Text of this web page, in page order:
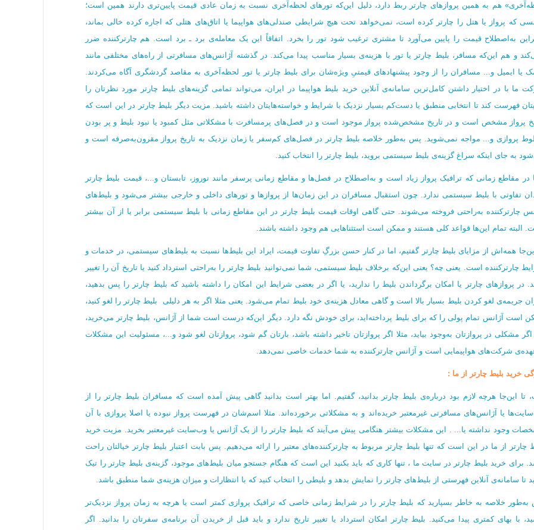
هم به همین پروازهای چارتر ربط دارد، دلیل این‌که تورهای لحظه‌آخری نسبت به زمان عادی قیمت پایین‌تری دارند همین است؛
که پرواز یا هتل را چارتر کرده است، نمی‌خواهد تحت هیچ شرایطی صندلی‌های هواپیما یا اتاق‌های هتلی که اجاره کرده خالی بماند،
به‌اصطلاح قیمت را پایین می‌آورد تا مشتری ترغیب شود تور را بخرد. اتفاقاً این یک معامله‌ی برد ـ برد است. هم چارترکننده ضرر
و هم این‌که مسافر، بلیط چارتر یا تور با هزینه‌ی بسیار مناسب پیدا می‌کند. در گذشته آژانس‌های مسافرتی از راه‌های مختلفی مانند
یا ایمیل و... مسافران را از وجود پیشنهادهای قیمتیِ ویژه‌شان برای بلیط چارتر یا تور لحظه‌آخری به مقاصد گردشگری آگاه می‌کردند.
ما با در اختیار داشتن کامل‌ترین سامانه‌ی آنلاین خرید بلیط هواپیما در ایران، می‌تواند تمامی گزینه‌های بلیط چارتر مورد نظرتان را
فهرست کند تا انتخابی منطبق یا دست‌کم بسیار نزدیک با شرایط و خواسته‌هایتان داشته باشید. مزیت دیگر بلیط چارتر در این است که
پرواز مشخص است و در تاریخ مشخص‌شده پرواز موجود است و در فصل‌های پرمسافرت با مشکلاتی مثل کمبود یا نبود بلیط و پر بودن
پروازی و... مواجه نمی‌شوید. پس به‌طور خلاصه بلیط چارتر در فصل‌های کم‌سفر یا زمان‌ نزدیک به تاریخ پرواز مقرون‌به‌صرفه است و
به جای اینکه سراغ گزینه‌ی بلیط سیستمی بروید، بلیط چارتر را انتخاب کنید.
در مقاطع زمانی که ترافیک پرواز زیاد است و به‌اصطلاح در فصل‌ها و مقاطع زمانی پرسفر مانند نوروز، تابستان و...، قیمت بلیط چارتر
تفاوتی با بلیط سیستمی ندارد. چون استقبال مسافران در این زمان‌ها از پروازها و تورهای داخلی و خارجی بیشتر می‌شود و بلیط‌های
چارترکننده به‌راحتی فروخته می‌شوند. حتی گاهی اوقات قیمت بلیط چارتر در این مقاطع زمانی با بلیط سیستمی برابر یا از آن بیشتر
البته تمام این‌ها قواعد کلی هستند و ممکن است استثناهایی هم وجود داشته باشند.
همه‌اش از مزایای بلیط چارتر گفتیم، اما در کنار حسن بزرگِ تفاوت قیمت، ایراد این بلیط‌ها نسبت به بلیط‌های سیستمی، در خدمات و
چارترکننده است. یعنی چه؟ یعنی این‌که برخلاف بلیط سیستمی، شما نمی‌توانید بلیط چارتر را به‌راحتی استرداد کنید یا تاریخ آن را تغییر
در پروازهای چارتر یا امکان برگرداندن بلیط را ندارید، یا اگر در بعضی شرایط این امکان را داشته باشید که بلیط چارتر را پس بدهید،
جریمه‌ی لغو کردن بلیط بسیار بالا است و گاهی معادل هزینه‌ی خود بلیط تمام می‌شود. یعنی مثلا اگر به هر دلیلی بلیط چارتر را لغو کنید،
است آژانس تمام پولی را که برای بلیط پرداخته‌اید، برای خودش نگه‌ دارد. دیگر این‌که درست است شما از آژانس، بلیط چارتر می‌خرید،
اگر مشکلی در پروازتان به‌وجود بیاید، مثلا اگر پروازتان تاخیر داشته باشد، بارتان گم شود، پروازتان لغو شود و...، مسئولیت این مشکلات
شرکت‌های هواپیمایی است و آژانس چارترکننده به شما خدمات خاصی نمی‌دهد.
خرید‌ بلیط چارتر از ما :
تا این‌جا هرچه لازم بود درباره‌ی بلیط چارتر بدانید، گفتیم. اما بهتر است بدانید گاهی پیش آمده است که مسافران بلیط چارتر را از
یا آژانس‌های مسافرتی غیرمعتبر خریده‌اند و به مشکلاتی برخورده‌اند. مثلا اسم‌شان در فهرست پرواز نبوده یا اصلا پروازی با آن
وجود نداشته یا... . این مشکلات بیشتر هنگامی پیش می‌آیند که بلیط چارتر را از یک آژانس یا وب‌سایت غیرمعتبر بخرید. مزیت خرید
چارتر از ما در این است که تنها بلیط چارتر مربوط به چارترکننده‌های معتبر را ارائه می‌دهیم. پس بابت اعتبار بلیط چارتر خیالتان راحت
برای خرید بلیط چارتر در سایت ما ، تنها کاری که باید بکنید این است که هنگام جستجو میان بلیط‌های موجود، گزینه‌ی بلیط چارتر را تیک
تا سامانه‌ی آنلاین فهرستی از بلیط‌های چارتر را نمایش بدهد و بلیطی را انتخاب کنید که با انتظارات و میزان هزینه‌ی شما منطبق باشد.
خلاصه به خاطر بسپارید که بلیط چارتر را در شرایط زمانی خاصی که ترافیک پروازی کمتر است یا هرچه به زمان پرواز نزدیک‌تر
با بهای کمتری پیدا می‌کنید. بلیط چارتر امکان استرداد یا تغییر تاریخ ندارد و باید قبل از خریدن آن برنامه‌ی سفرتان را بدانید. اگر